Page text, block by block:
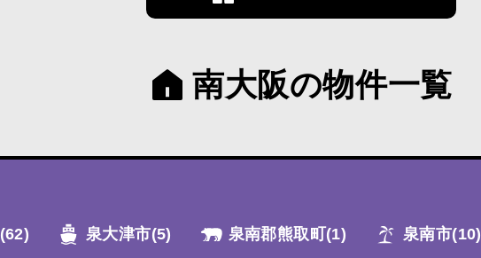
南大阪の物件一覧
(62) 泉大津市(5) 泉南郡熊取町 (1) 泉南市(10)